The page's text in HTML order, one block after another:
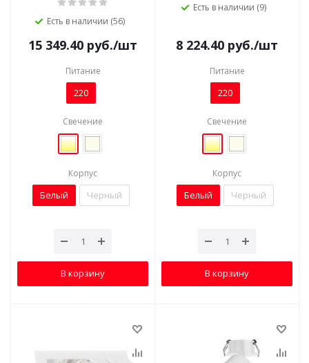
Есть в наличии (56)
15 349.40 руб./шт
Питание
220
Свечение
Корпус
Белый Черный
В корзину
Есть в наличии (9)
8 224.40 руб./шт
Питание
220
Свечение
Корпус
Белый Черный
В корзину